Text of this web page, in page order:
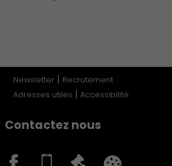
Newsletter| Recrutement
Adresses utiles | Accessibilité
Contactez nous